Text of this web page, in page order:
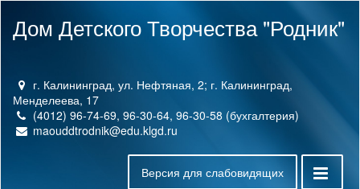
Дом Детского Творчества "Родник"
г. Калининград, ул. Нефтяная, 2; г. Калининград,
Менделеева, 17
(4012) 96-74-69, 96-30-64, 96-30-58 (бухгалтерия)
maouddtrodnik@edu.klgd.ru
Версия для слабовидящих